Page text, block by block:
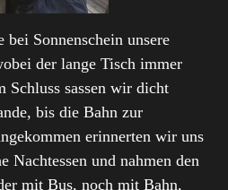
bei Sonnenschein unsere
der lange Tisch immer
Schluss sassen wir dicht
bis die Bahn zur
erinnerten wir uns
Nachtessen und nahmen den
mit Bus, noch mit Bahn,